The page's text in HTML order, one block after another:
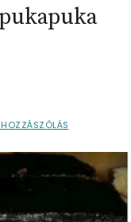
HOZZÁSZÓLÁS